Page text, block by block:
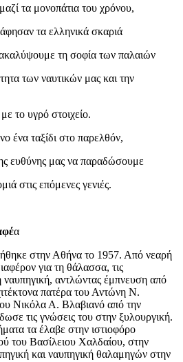
τα μονοπάτια του χρόνου,
τα ελληνικά σκαριά
τη σοφία των παλαιών
των ναυτικών μας και την
το υγρό στοιχείο.
ένα ταξίδι στο παρελθόν,
ευθύνης μας να παραδώσουμε
στις επόμενες γενιές.
α
στην Αθήνα το 1957. Από νεαρή
για τη θάλασσα, τις
ναυπηγική, αντλώντας έμπνευση από
πατέρα του Αντώνη Ν.
Νικόλα Α. Βλαβιανό από την
τις γνώσεις του στην ξυλουργική.
τα έλαβε στην ιστιοφόρο
του Βασίλειου Χαλδαίου, στην
και ναυπηγική θαλαμηγών στην